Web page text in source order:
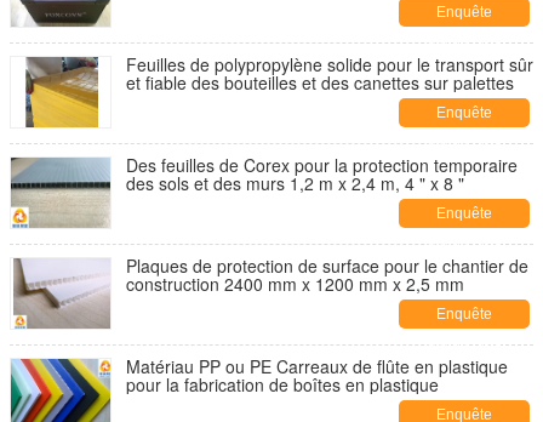
Enquête
maintenant
Feuilles de polypropylène solide pour le transport sûr
et fiable des bouteilles et des canettes sur palettes
Enquête
maintenant
Des feuilles de Corex pour la protection temporaire
des sols et des murs 1,2 m x 2,4 m, 4 " x 8 "
Enquête
maintenant
Plaques de protection de surface pour le chantier de
construction 2400 mm x 1200 mm x 2,5 mm
Enquête
maintenant
Matériau PP ou PE Carreaux de flûte en plastique
pour la fabrication de boîtes en plastique
Enquête